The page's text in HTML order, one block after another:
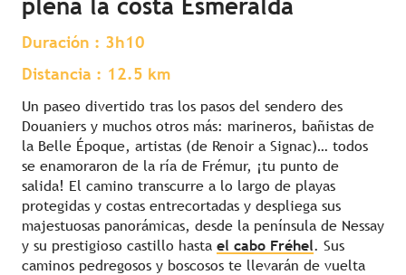
plena la costa Esmeralda
Duración : 3h10
Distancia : 12.5 km
Un paseo divertido tras los pasos del sendero des
Douaniers y muchos otros más: marineros, bañistas de
la Belle Époque, artistas (de Renoir a Signac)… todos
se enamoraron de la ría de Frémur, ¡tu punto de
salida! El camino transcurre a lo largo de playas
protegidas y costas entrecortadas y despliega sus
majestuosas panorámicas, desde la península de Nessay
y su prestigioso castillo hasta el cabo Fréhel. Sus
caminos pedregosos y boscosos te llevarán de vuelta